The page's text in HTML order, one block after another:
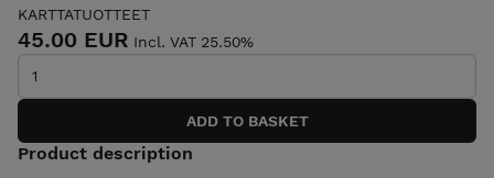
KARTTATUOTTEET
45.00 EUR Incl. VAT 25.50%
Product description